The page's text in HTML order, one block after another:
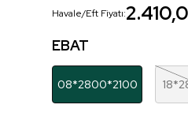
Havale/Eft Fiyatı:
EBAT
08*2800*2100